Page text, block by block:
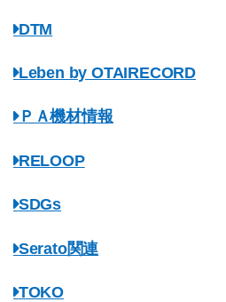
DTM
Leben by OTAIRECORD
ＰＡ機材情報
RELOOP
SDGs
Serato関連
TOKO